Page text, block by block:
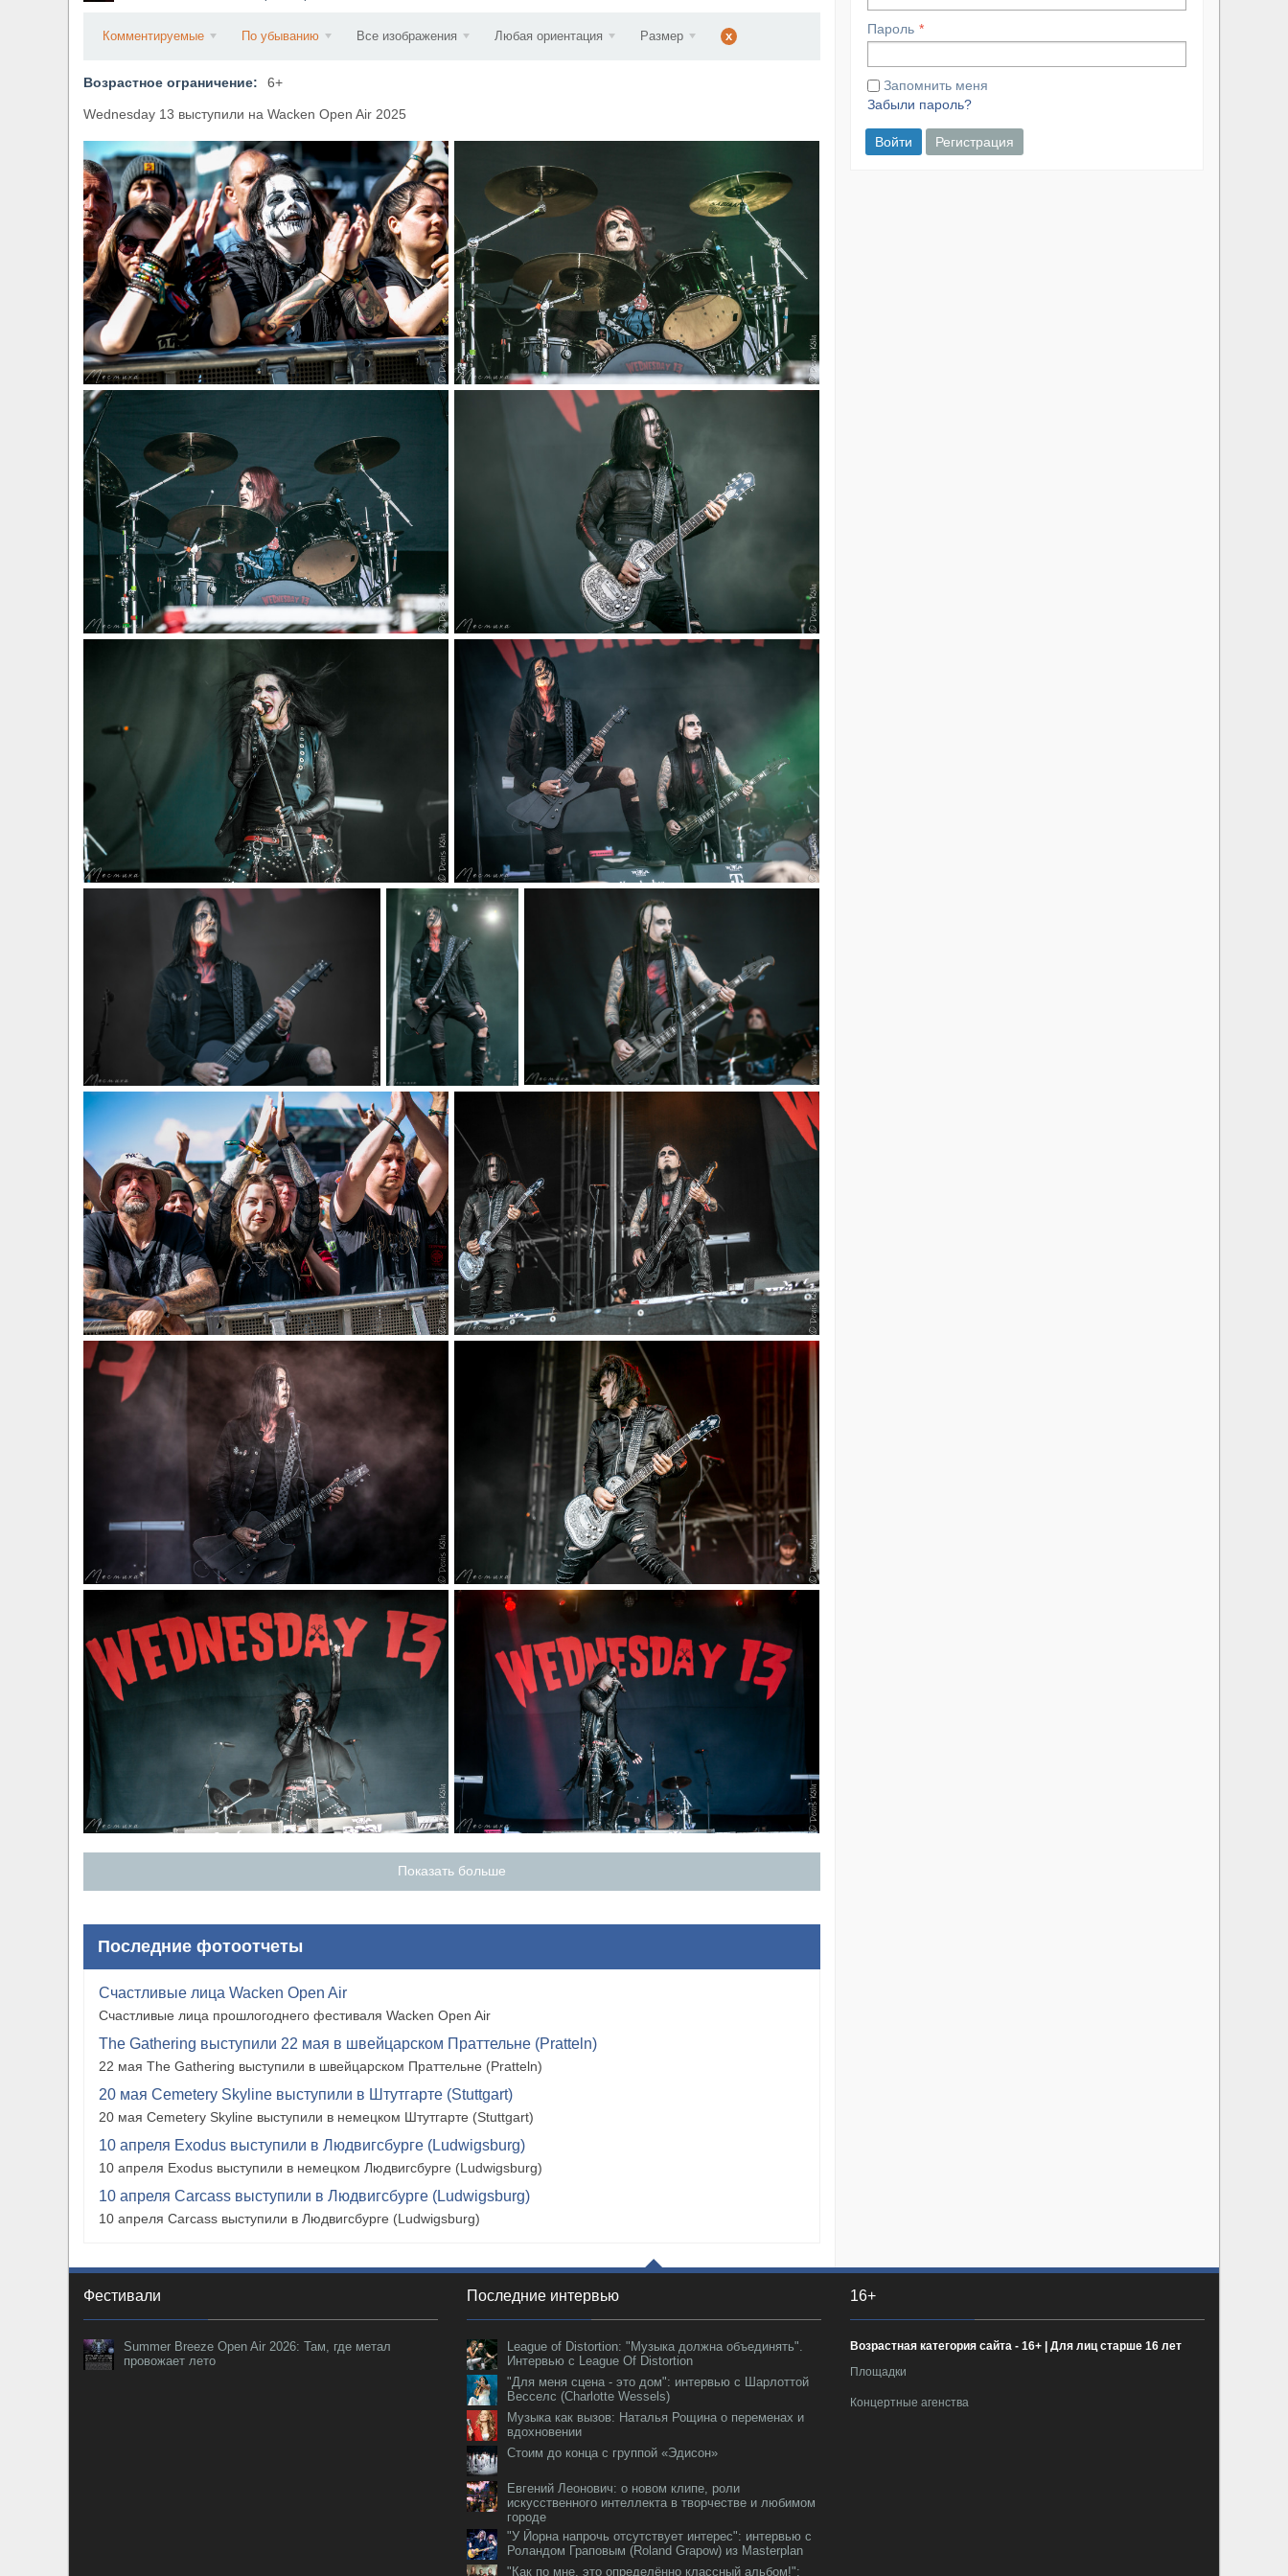
Комментируемые По убыванию Все изображения Любая ориентация Размер x
Возрастное ограничение: 6+
Wednesday 13 выступили на Wacken Open Air 2025
Показать больше
Последние фотоотчеты
Счастливые лица Wacken Open Air
Счастливые лица прошлогоднего фестиваля Wacken Open Air
The Gathering выступили 22 мая в швейцарском Праттельне (Pratteln)
22 мая The Gathering выступили в швейцарском Праттельне (Pratteln)
20 мая Cemetery Skyline выступили в Штутгарте (Stuttgart)
20 мая Cemetery Skyline выступили в немецком Штутгарте (Stuttgart)
10 апреля Exodus выступили в Людвигсбурге (Ludwigsburg)
10 апреля Exodus выступили в немецком Людвигсбурге (Ludwigsburg)
10 апреля Carcass выступили в Людвигсбурге (Ludwigsburg)
10 апреля Carcass выступили в Людвигсбурге (Ludwigsburg)
Пароль
Запомнить меня
Забыли пароль?
Войти Регистрация
Фестивали
Summer Breeze Open Air 2026: Там, где метал
провожает лето
Последние интервью
League of Distortion: "Музыка должна объединять".
Интервью с League Of Distortion
"Для меня сцена - это дом": интервью с Шарлоттой
Весселс (Charlotte Wessels)
Музыка как вызов: Наталья Рощина о переменах и
вдохновении
Стоим до конца с группой «Эдисон»
Евгений Леонович: о новом клипе, роли
искусственного интеллекта в творчестве и любимом
городе
"У Йорна напрочь отсутствует интерес": интервью с
Роландом Граповым (Roland Grapow) из Masterplan
"Как по мне, это определённо классный альбом!":
16+
Возрастная категория сайта - 16+ | Для лиц старше 16 лет
Площадки
Концертные агенства